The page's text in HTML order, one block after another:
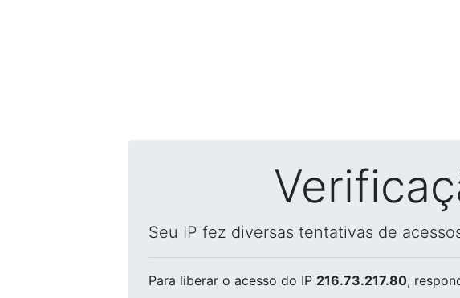
Seu IP fez diversas tentativas de
Para liberar o acesso do IP 216.73.217.80,